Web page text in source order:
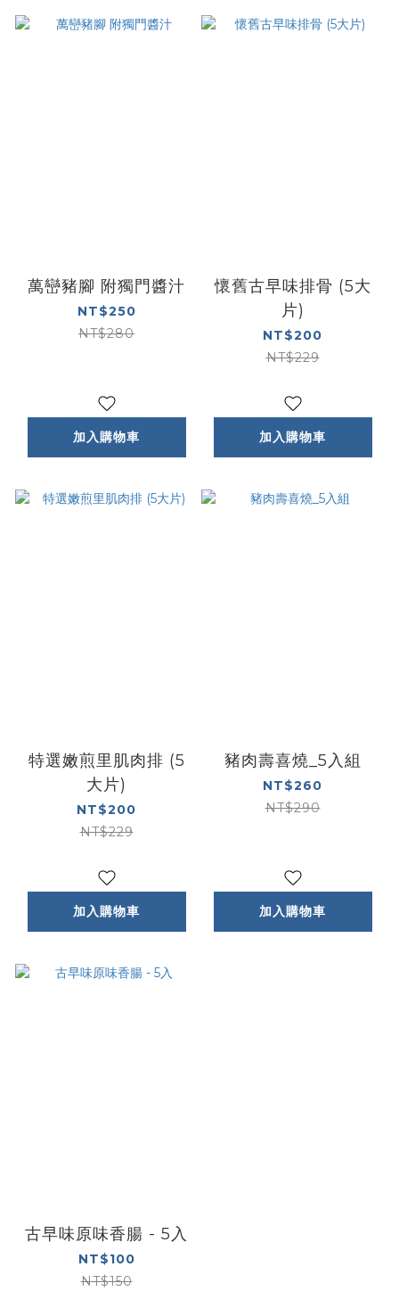
萬巒豬腳 附獨門醬汁
NT$250
NT$280
加入購物車
懷舊古早味排骨 (5大
片)
NT$200
NT$229
加入購物車
特選嫩煎里肌肉排 (5
大片)
NT$200
NT$229
加入購物車
豬肉壽喜燒_5入組
NT$260
NT$290
加入購物車
古早味原味香腸 - 5入
NT$100
NT$150